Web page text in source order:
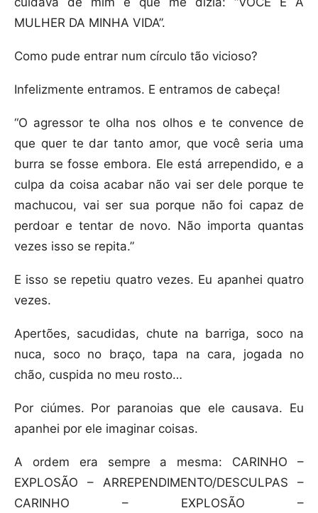
MULHER DA MINHA VIDA”.
Como pude entrar num círculo tão vicioso?
Infelizmente entramos. E entramos de cabeça!
“O agressor te olha nos olhos e te convence de
que quer te dar tanto amor, que você seria uma
burra se fosse embora. Ele está arrependido, e a
culpa da coisa acabar não vai ser dele porque te
machucou, vai ser sua porque não foi capaz de
perdoar e tentar de novo. Não importa quantas
vezes isso se repita.”
E isso se repetiu quatro vezes. Eu apanhei quatro
vezes.
Apertões, sacudidas, chute na barriga, soco na
nuca, soco no braço, tapa na cara, jogada no
chão, cuspida no meu rosto…
Por ciúmes. Por paranoias que ele causava. Eu
apanhei por ele imaginar coisas.
A ordem era sempre a mesma: CARINHO –
EXPLOSÃO – ARREPENDIMENTO/DESCULPAS –
CARINHO – EXPLOSÃO –